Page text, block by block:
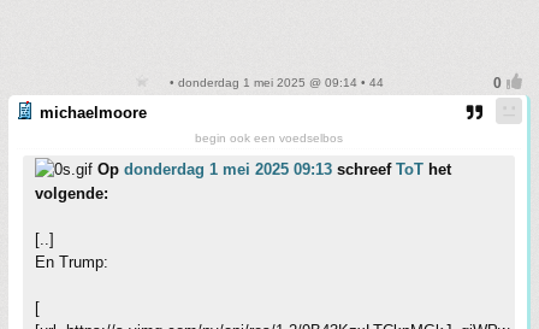
• donderdag 1 mei 2025 @ 09:14 • 44
michaelmoore
begin ook een voedselbos
Op donderdag 1 mei 2025 09:13 schreef ToT het
volgende:
[..]
En Trump:
[